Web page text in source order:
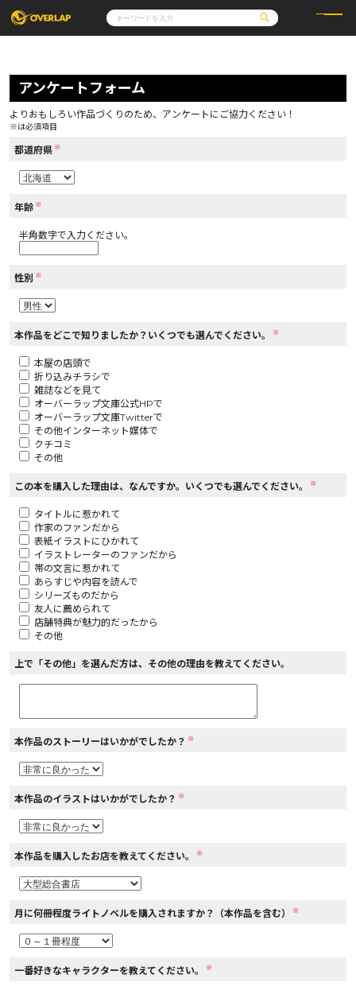
コミック
コミックガルド
コミッククリエ
LiQulle
ラブパルフェ
ライトノベル
ロサージュノベルス
その他
コミックエッセイ
通販・NEWS
OVERLAP STORE
アクセス
オーバーラップホールディングス
コミックパルフェ
閉じる
アンケートフォーム
よりおもしろい作品づくりのため、アンケートにご協力ください！
※は必須項目
都道府県 ※
年齢 ※
半角数字で入力ください。
性別 ※
本作品をどこで知りましたか？いくつでも選んでください。 ※
本屋の店頭で
折り込みチラシで
雑誌などを見て
オーバーラップ文庫公式HPで
オーバーラップ文庫Twitterで
その他インターネット媒体で
クチコミ
その他
この本を購入した理由は、なんですか。いくつでも選んでください。 ※
タイトルに惹かれて
作家のファンだから
表紙イラストにひかれて
イラストレーターのファンだから
帯の文言に惹かれて
あらすじや内容を読んで
シリーズものだから
友人に薦められて
店舗特典が魅力的だったから
その他
上で「その他」を選んだ方は、その他の理由を教えてください。
本作品のストーリーはいかがでしたか？ ※
本作品のイラストはいかがでしたか？ ※
本作品を購入したお店を教えてください。 ※
月に何冊程度ライトノベルを購入されますか？（本作品を含む） ※
一番好きなキャラクターを教えてください。 ※